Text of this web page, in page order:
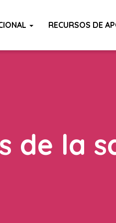
RECURSOS DE
de la